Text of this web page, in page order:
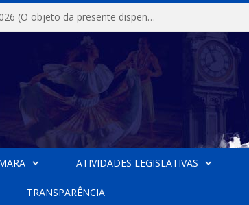
DISPENSA DE LICITAÇÃO Nº 03/2026 (O objeto da presente dispensa é a escolha da proposta mais vantajosa para a aquisição, de aparelhos de ar condicionado, tipo Split, com material de instalação e fogão industrial, conforme condições, quantidades e exigências estabelecidas no termo de referencia e neste aviso de contratação direta e seus anexos)
ATIVIDADES LEGISLATIVAS
TRANSPARÊNCIA